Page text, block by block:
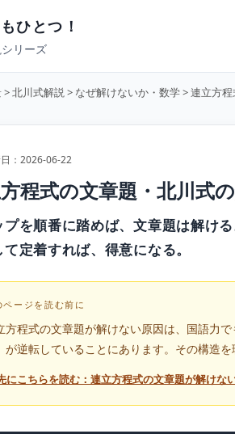
ひとつ！
リーズ
>北川式解説> なぜ解けないか・数学> 連立方
：2026-06-22
程式の文章題・北川式
プを順番に踏めば、文章題は解ける
定着すれば、得意になる。
ページを読む前に
方程式の文章題が解けない原因は、国語力
が逆転していることにあります。その構造
にこちらを読む：連立方程式の文章題が解けな